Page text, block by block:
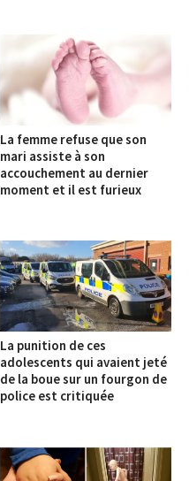
La femme refuse que son
mari assiste à son
accouchement au dernier
moment et il est furieux
La punition de ces
adolescents qui avaient jeté
de la boue sur un fourgon de
police est critiquée